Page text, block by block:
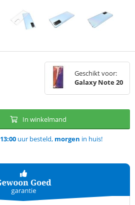
Geschikt voor:
Galaxy Note 20
In winkelmand
13:00uur besteld, morgen in huis!